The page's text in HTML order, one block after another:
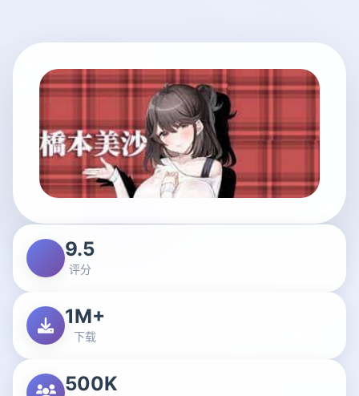
9.5
评分
1M+
下载
500K